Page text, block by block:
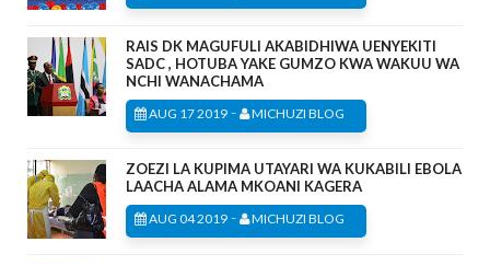
RAIS DK MAGUFULI AKABIDHIWA UENYEKITI
SADC , HOTUBA YAKE GUMZO KWA WAKUU WA
NCHI WANACHAMA
AUG 17 2019 - MICHUZI BLOG
ZOEZI LA KUPIMA UTAYARI WA KUKABILI EBOLA
LAACHA ALAMA MKOANI KAGERA
AUG 04 2019 - MICHUZI BLOG